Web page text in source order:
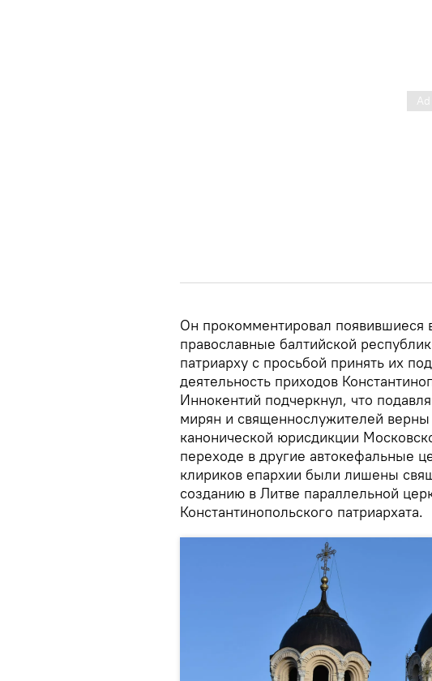
Он прокомментировал
православные балтийской
патриарху с просьбой принять их
деятельность приходов
Иннокентий подчеркнул, что
мирян и священнослужителей
канонической юрисдикции
переходе в другие автокефальные
клириков епархии были лишены
созданию в Литве параллельной
Константинопольского патриархата.